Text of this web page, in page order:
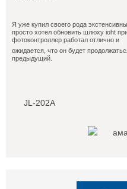
Я уже купил своего рода
просто хотел обновить шлюху ioht
фотоконтроллер работал отлично и
ожидается, что он будет
предыдущий.
JL-202A